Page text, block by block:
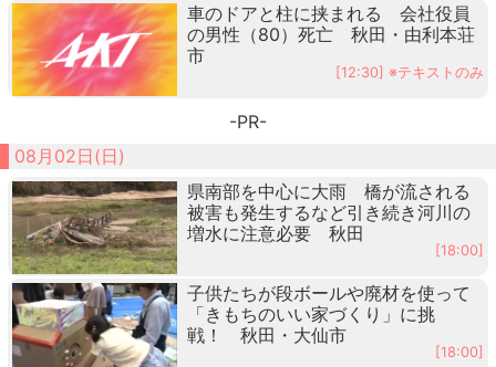
車のドアと柱に挟まれる 会社役員
の男性（80）死亡 秋田・由利本荘
市
[12:30] ※テキストのみ
-PR-
08月02日(日)
県南部を中心に大雨 橋が流される
被害も発生するなど引き続き河川の
増水に注意必要 秋田
[18:00]
子供たちが段ボールや廃材を使って
「きもちのいい家づくり」に挑
戦！ 秋田・大仙市
[18:00]